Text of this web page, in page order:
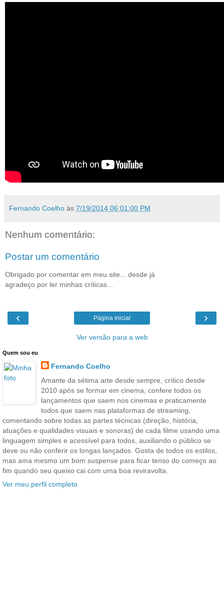
Fernando Coelho às 7/19/2014 06:01:00 PM
Nenhum comentário:
Postar um comentário
Obrigado por comentar em meu site... desde já
agradeço por ler minhas críticas...
‹ ›
Página inicial
Ver versão para a web
Quem sou eu
Fernando Coelho
Amante da sétima arte desde sempre, crítico desde
2010 após se formar em cinema, confere todos os
lançamentos que saem nos cinemas e praticamente
todos que saem nas plataformas de streaming,
comentando sobre todas as partes técnicas (direção, história,
atuações e qualidades visuais e sonoras) de cada filme usando uma
linguagem simples e acessível para todos, auxiliando o público se
deve ou não conferir os longas lançados. Gosta de todos os estilos,
mas ama mesmo um bom suspense para ficar tenso do começo ao
fim quando seu queixo cai com uma boa reviravolta.
Ver meu perfil completo